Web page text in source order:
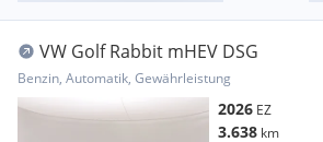
VW Golf Rabbit mHEV DSG
Benzin, Automatik, Gewährleistung
2026 EZ
3.638 km